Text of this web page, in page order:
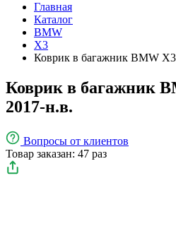
Главная
Каталог
BMW
X3
Коврик в багажник BMW
Коврик в багажник
2017-н.в.
Вопросы от клиентов
Товар заказан: 47 раз